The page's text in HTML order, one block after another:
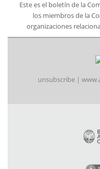
Este es el boletín de la
los miembros de la
organizaciones
unsubscribe |